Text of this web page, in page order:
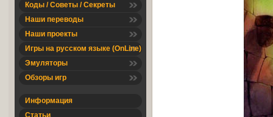
Коды / Советы / Секреты
Наши переводы
Наши проекты
Игры на русском языке (OnLine)
Эмуляторы
Обзоры игр
Информация
Статьи